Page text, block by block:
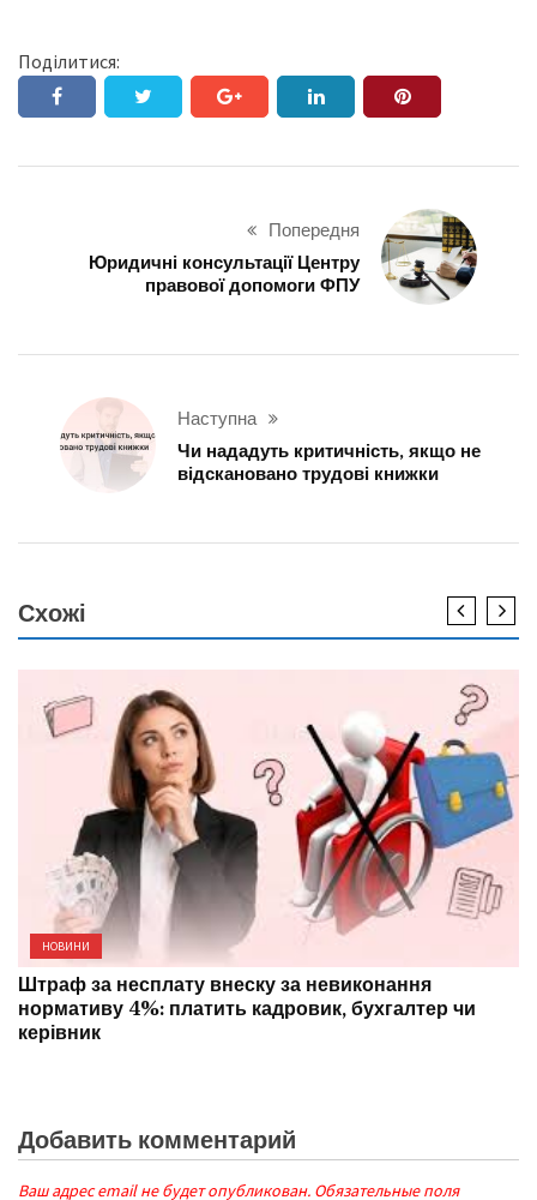
Поділитися:
Попередня
Юридичні консультації Центру
правової допомоги ФПУ
Наступна
Чи нададуть критичність, якщо не
відскановано трудові книжки
Схожі
НОВИНИ
Штраф за несплату внеску за невиконання
нормативу 4%: платить кадровик, бухгалтер чи
керівник
Добавить комментарий
Ваш адрес email не будет опубликован. Обязательные поля